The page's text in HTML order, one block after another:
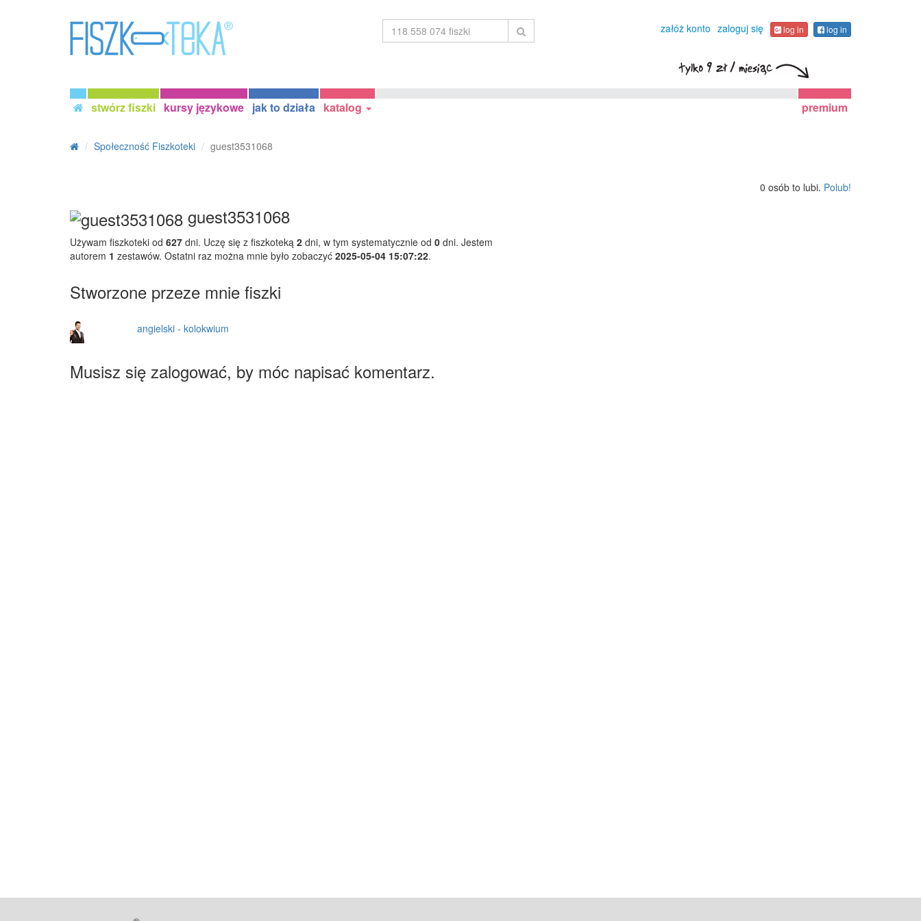
załóż konto zaloguj się log in log in
stwórz fiszki kursy językowe jak to działa katalog premium
Społeczność Fiszkoteki guest3531068
0 osób to lubi. Polub!
guest3531068
Używam fiszkoteki od 627 dni. Uczę się z fiszkoteką 2 dni, w tym systematycznie od 0 dni. Jestem
autorem 1 zestawów. Ostatni raz można mnie było zobaczyć 2025-05-04 15:07:22.
Stworzone przeze mnie fiszki
angielski - kolokwium
Musisz się zalogować, by móc napisać komentarz.